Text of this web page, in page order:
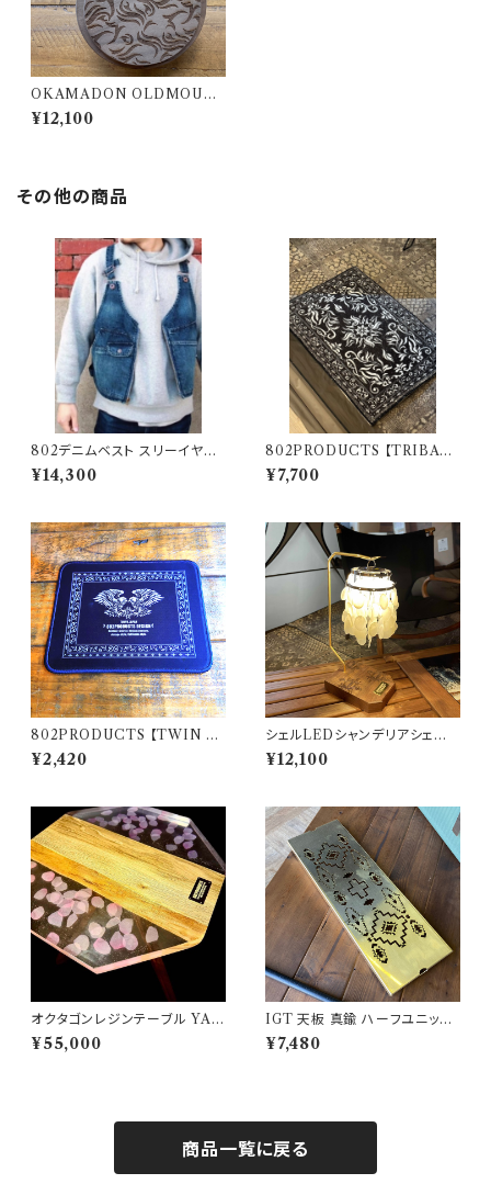
OKAMADON OLDMOUN
TAIN × 802PRODUCTS W
alnut 炎
¥12,100
その他の商品
802デニムベスト スリーイヤー
ズウォッシュタイプ
¥14,300
802PRODUCTS 【TRIBAL
NAIN 】 BK ブラック アクセン
トラグ 47×74cm 玄関マット
¥7,700
802PRODUCTS 【TWIN E
AGLE 】 BK ブラック ラバーマ
ット 14×18cm アクセントマット
¥2,420
シェルLEDシャンデリアシェード
802PRODUCTS ゴールゼロ
ミヤビ BFF ナトゥーラ LEDペ
¥12,100
オクタゴンレジンテーブル YA
MASAKURA /山桜 天板 三脚
【 802PRODUCTS 】
¥55,000
IGT 天板 真鍮 ハーフユニット
【 ネイティブ縦柄 】 アイアング
リルテーブル Snow Peak スノ
¥7,480
商品一覧に戻る